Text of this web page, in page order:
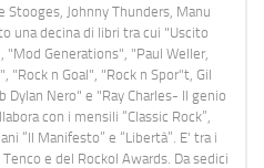
Stooges, Johnny Thunders, Manu
una decina di libri tra cui "Uscito
"Mod Generations", "Paul Weller,
"Rock n Goal", "Rock n Spor"t, Gil
Dylan Nero" e "Ray Charles- Il genio
con i mensili “Classic Rock”,
“Il Manifesto” e “Libertà”. E' tra i
e del Rockol Awards. Da sedici